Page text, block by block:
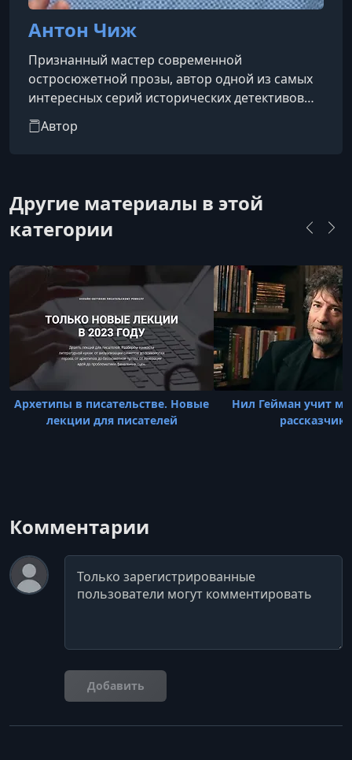
Антон Чиж
Признанный мастер современной
остросюжетной прозы, автор одной из самых
интересных серий исторических детективов
про Родиона Ванзарова, любимца женщин и
гениального сыщика. Один из самых
вариантов его биографии. Неизвестно, какой
из фактов разных биографий можно считать
подлинным. Большинство сюжетов книг
императорского Петербурга конца
Автор
Другие материалы в этой
категории
Архетипы в писательстве. Новые
лекции для писателей
Нил Гейман учит
рассказчика
Комментарии
Комментарий
Добавить